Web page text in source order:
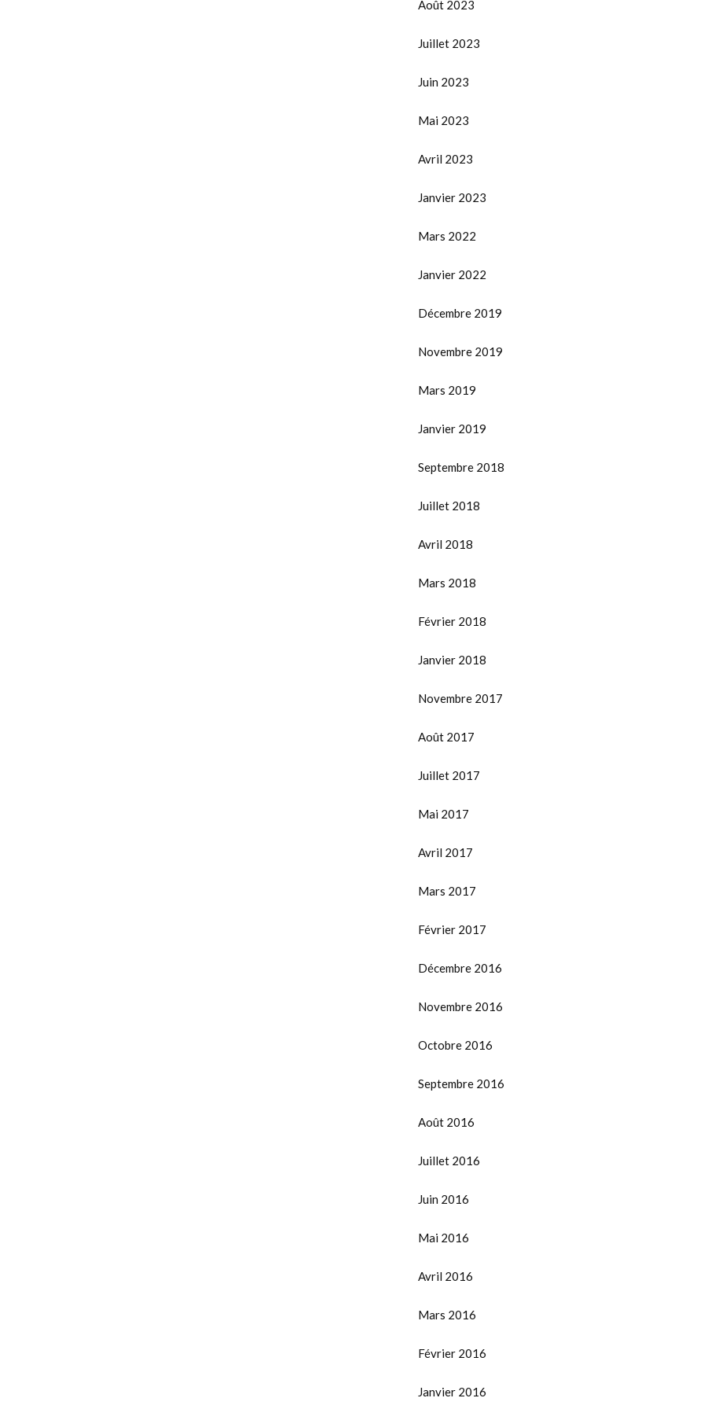
Août 2023
Juillet 2023
Juin 2023
Mai 2023
Avril 2023
Janvier 2023
Mars 2022
Janvier 2022
Décembre 2019
Novembre 2019
Mars 2019
Janvier 2019
Septembre 2018
Juillet 2018
Avril 2018
Mars 2018
Février 2018
Janvier 2018
Novembre 2017
Août 2017
Juillet 2017
Mai 2017
Avril 2017
Mars 2017
Février 2017
Décembre 2016
Novembre 2016
Octobre 2016
Septembre 2016
Août 2016
Juillet 2016
Juin 2016
Mai 2016
Avril 2016
Mars 2016
Février 2016
Janvier 2016